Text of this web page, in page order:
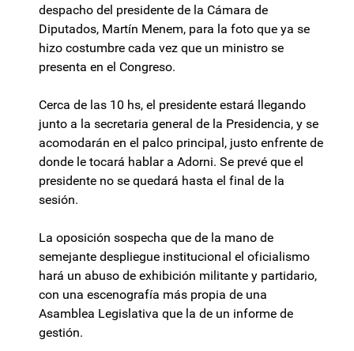
despacho del presidente de la Cámara de
Diputados, Martín Menem, para la foto que ya se
hizo costumbre cada vez que un ministro se
presenta en el Congreso.
Cerca de las 10 hs, el presidente estará llegando
junto a la secretaria general de la Presidencia, y se
acomodarán en el palco principal, justo enfrente de
donde le tocará hablar a Adorni. Se prevé que el
presidente no se quedará hasta el final de la
sesión.
La oposición sospecha que de la mano de
semejante despliegue institucional el oficialismo
hará un abuso de exhibición militante y partidario,
con una escenografía más propia de una
Asamblea Legislativa que la de un informe de
gestión.